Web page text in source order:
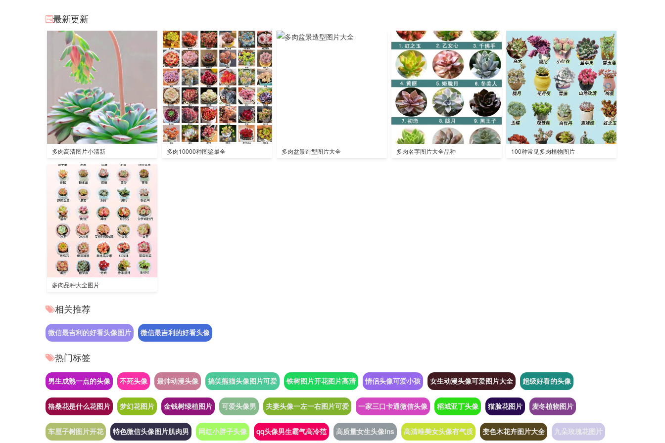
最新更新
多肉高清图片小清新 多肉10000种图鉴最全 多肉盆景造型图片大全 多肉名字图片大全品种 100种常见多肉植物图片
多肉品种大全图片
相关推荐
微信最吉利的好看头像图片 微信最吉利的好看头像
热门标签
男生成熟一点的头像 不死头像 最帅动漫头像 搞笑熊猫头像图片可爱 铁树图片开花图片高清 情侣头像可爱小孩 女生动漫头像可爱图片大全 超级好看的头像
格桑花是什么花图片 梦幻花图片 金钱树绿植图片 可爱头像男 夫妻头像一左一右图片可爱 一家三口卡通微信头像 稻城亚丁头像 猫脸花图片 麦冬植物图片
车厘子树图片开花 特色微信头像图片肌肉男 网红小胖子头像 qq头像男生霸气高冷范 高质量女生头像ins 高清唯美女头像有气质 变色木花卉图片大全 九朵玫瑰花图片